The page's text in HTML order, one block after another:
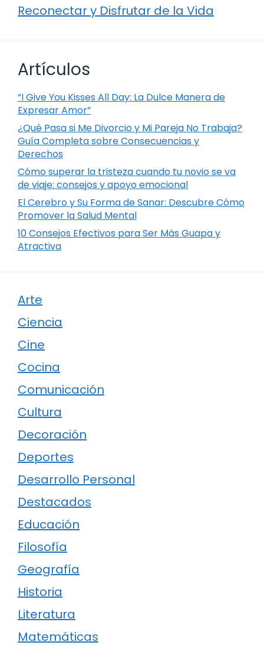
Reconectar y Disfrutar de la Vida
Artículos
“I Give You Kisses All Day: La Dulce Manera de
Expresar Amor”
¿Qué Pasa si Me Divorcio y Mi Pareja No Trabaja?
Guía Completa sobre Consecuencias y
Derechos
Cómo superar la tristeza cuando tu novio se va
de viaje: consejos y apoyo emocional
El Cerebro y Su Forma de Sanar: Descubre Cómo
Promover la Salud Mental
10 Consejos Efectivos para Ser Más Guapa y
Atractiva
Arte
Ciencia
Cine
Cocina
Comunicación
Cultura
Decoración
Deportes
Desarrollo Personal
Destacados
Educación
Filosofía
Geografía
Historia
Literatura
Matemáticas